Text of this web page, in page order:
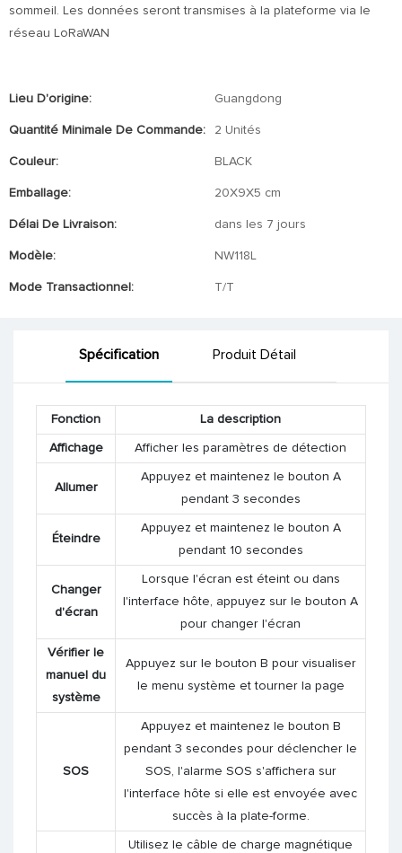
sommeil. Les données seront transmises à la plateforme via le
réseau LoRaWAN
Lieu D'origine: Guangdong
Quantité Minimale De Commande: 2 Unités
Couleur: BLACK
Emballage: 20X9X5 cm
Délai De Livraison: dans les 7 jours
Modèle: NW118L
Mode Transactionnel: T/T
Spécification Produit Détail
Fonction La description
Affichage Afficher les paramètres de détection
Allumer
Appuyez et maintenez le bouton A
pendant 3 secondes
Éteindre
Appuyez et maintenez le bouton A
pendant 10 secondes
Changer
d'écran
Lorsque l'écran est éteint ou dans
l'interface hôte, appuyez sur le bouton A
pour changer l'écran
Vérifier le
manuel du
système
Appuyez sur le bouton B pour visualiser
le menu système et tourner la page
SOS
Appuyez et maintenez le bouton B
pendant 3 secondes pour déclencher le
SOS, l'alarme SOS s'affichera sur
l'interface hôte si elle est envoyée avec
succès à la plate-forme.
Utilisez le câble de charge magnétique